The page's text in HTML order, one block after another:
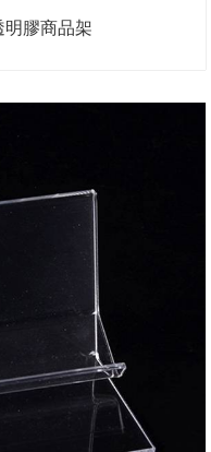
膠商品架